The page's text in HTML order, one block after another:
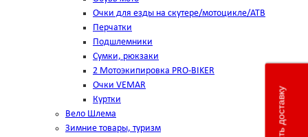
Очки для езды на скутере/мотоцикле/АТВ
Перчатки
Подшлемники
Сумки, рюкзаки
2 Мотоэкипировка PRO-BIKER
Очки VEMAR
Куртки
Вело Шлема
Зимние товары, туризм